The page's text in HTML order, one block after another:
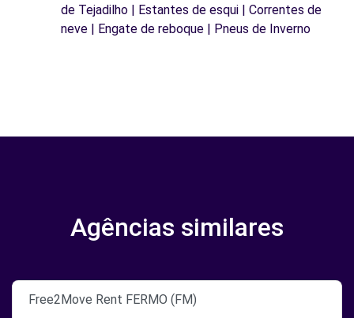
de Tejadilho | Estantes de esqui | Correntes de
neve | Engate de reboque | Pneus de Inverno
Agências similares
Free2Move Rent FERMO (FM)